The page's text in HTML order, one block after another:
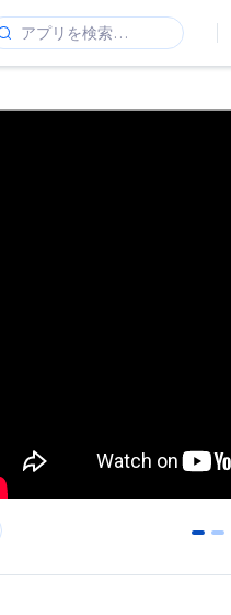
0 1